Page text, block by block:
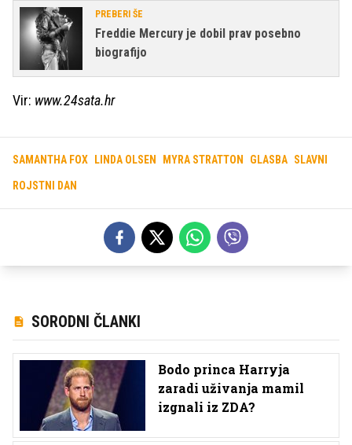
PREBERI ŠE
Freddie Mercury je dobil prav posebno
biografijo
Vir: www.24sata.hr
SAMANTHA FOX LINDA OLSEN MYRA STRATTON GLASBA SLAVNI
ROJSTNI DAN
SORODNI ČLANKI
Bodo princa Harryja
zaradi uživanja mamil
izgnali iz ZDA?